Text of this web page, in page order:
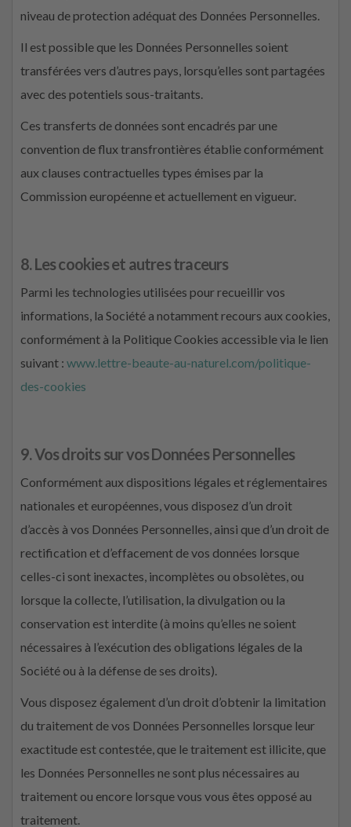
niveau de protection adéquat des Données Personnelles.
Il est possible que les Données Personnelles soient
transférées vers d’autres pays, lorsqu’elles sont partagées
avec des potentiels sous-traitants.
Ces transferts de données sont encadrés par une
convention de flux transfrontières établie conformément
aux clauses contractuelles types émises par la
Commission européenne et actuellement en vigueur.
8. Les cookies et autres traceurs
Parmi les technologies utilisées pour recueillir vos
informations, la Société a notamment recours aux cookies,
conformément à la Politique Cookies accessible via le lien
suivant : www.lettre-beaute-au-naturel.com/politique-
des-cookies
9. Vos droits sur vos Données Personnelles
Conformément aux dispositions légales et réglementaires
nationales et européennes, vous disposez d’un droit
d’accès à vos Données Personnelles, ainsi que d’un droit de
rectification et d’effacement de vos données lorsque
celles-ci sont inexactes, incomplètes ou obsolètes, ou
lorsque la collecte, l’utilisation, la divulgation ou la
conservation est interdite (à moins qu’elles ne soient
nécessaires à l’exécution des obligations légales de la
Société ou à la défense de ses droits).
Vous disposez également d’un droit d’obtenir la limitation
du traitement de vos Données Personnelles lorsque leur
exactitude est contestée, que le traitement est illicite, que
les Données Personnelles ne sont plus nécessaires au
traitement ou encore lorsque vous vous êtes opposé au
traitement.